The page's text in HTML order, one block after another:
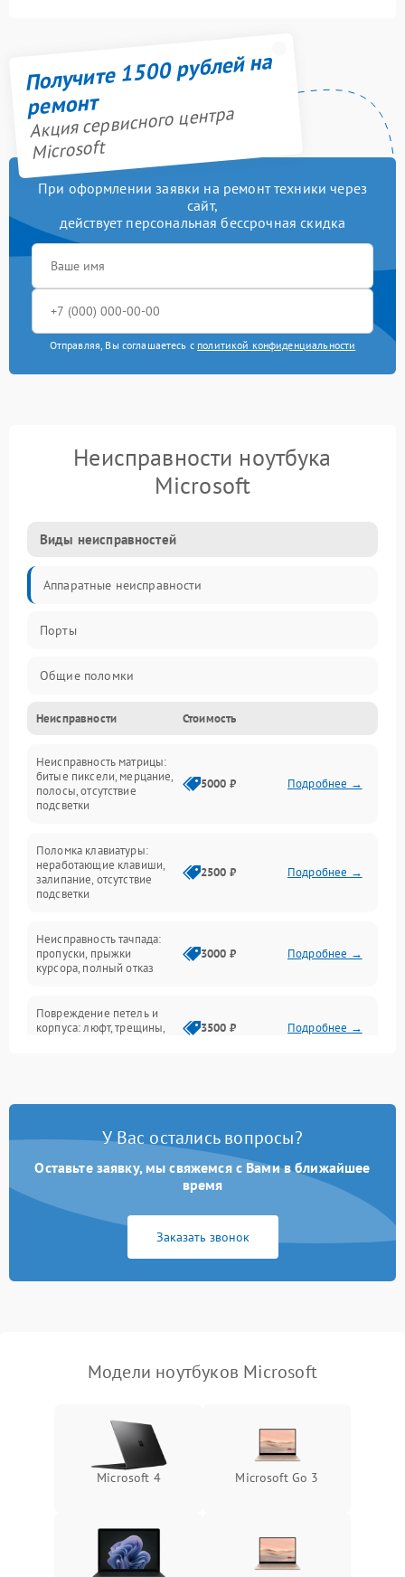
Получите 1500 рублей на
ремонт
Акция сервисного центра
Microsoft
При оформлении заявки на ремонт техники через
сайт,
действует персональная бессрочная скидка
Отправляя, Вы соглашаетесь с политикой конфиденциальности
Неисправности ноутбука
Microsoft
Виды неисправностей
Аппаратные неисправности
Порты
Общие поломки
Устройства
Программные ошибки
Электрические и системные сбои
Интерфейсные проблемы
Батарея
Сеть и интернет
Неисправности Стоимость
Неисправность матрицы:
битые пиксели, мерцание,
полосы, отсутствие
подсветки
5000 ₽ Подробнее →
Поломка клавиатуры:
неработающие клавиши,
залипание, отсутствие
подсветки
2500 ₽ Подробнее →
Неисправность тачпада:
пропуски, прыжки
курсора, полный отказ
3000 ₽ Подробнее →
Повреждение петель и
корпуса: люфт, трещины,
3500 ₽ Подробнее →
быстрая разрядка,
2500 ₽ Подробнее →
Неисправность зарядного
питания
2000 ₽ Подробнее →
неисправности кулера
пропадание диска
оперативной памяти:
вылеты приложений,
Подробнее →
У Вас остались вопросы?
Оставьте заявку, мы свяжемся с Вами в ближайшее
время
Заказать звонок
Модели ноутбуков Microsoft
Microsoft 4 Microsoft Go 3